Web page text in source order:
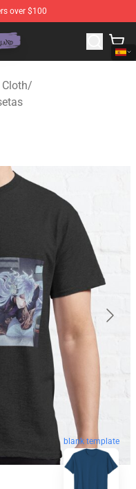
over $100
Twisted
/
blank template